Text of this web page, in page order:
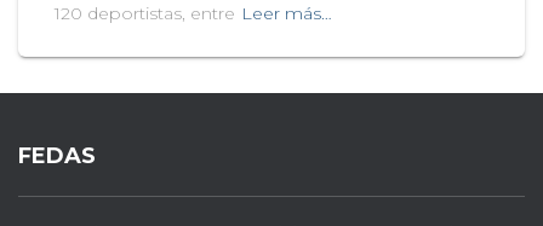
120 deportistas, entre Leer más…
FEDAS